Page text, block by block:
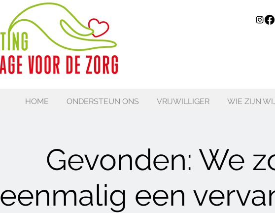
HOME ONDERSTEUN ONS VRIJWILLIGER WIE ZIJN
Gevonden: We
eenmalig een